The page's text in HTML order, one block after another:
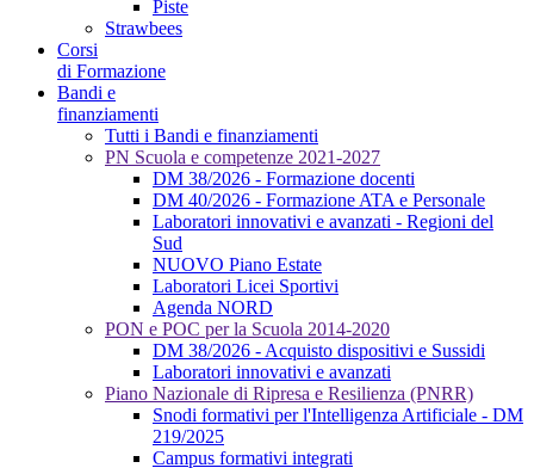
Piste
Strawbees
Corsi
di Formazione
Bandi e
finanziamenti
Tutti i Bandi e finanziamenti
PN Scuola e competenze 2021-2027
DM 38/2026 - Formazione docenti
DM 40/2026 - Formazione ATA e Personale
Laboratori innovativi e avanzati - Regioni del
Sud
NUOVO Piano Estate
Laboratori Licei Sportivi
Agenda NORD
PON e POC per la Scuola 2014-2020
DM 38/2026 - Acquisto dispositivi e Sussidi
Laboratori innovativi e avanzati
Piano Nazionale di Ripresa e Resilienza (PNRR)
Snodi formativi per l'Intelligenza Artificiale - DM
219/2025
Campus formativi integrati